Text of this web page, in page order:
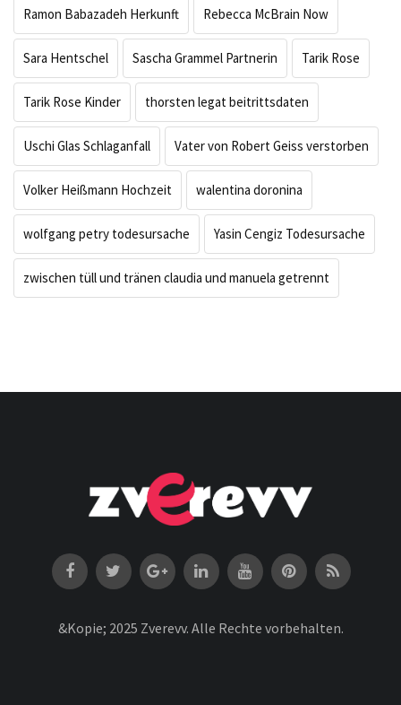
Ramon Babazadeh Herkunft Rebecca McBrain Now
Sara Hentschel Sascha Grammel Partnerin Tarik Rose
Tarik Rose Kinder thorsten legat beitrittsdaten
Uschi Glas Schlaganfall Vater von Robert Geiss verstorben
Volker Heißmann Hochzeit walentina doronina
wolfgang petry todesursache Yasin Cengiz Todesursache
zwischen tüll und tränen claudia und manuela getrennt
&Kopie; 2025 Zverevv. Alle Rechte vorbehalten.